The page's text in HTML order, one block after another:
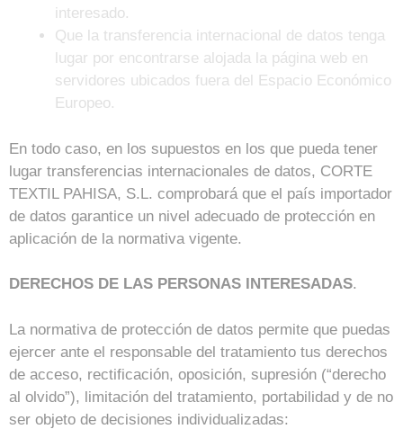
interesado.
Que la transferencia internacional de datos tenga
lugar por encontrarse alojada la página web en
servidores ubicados fuera del Espacio Económico
Europeo.
En todo caso, en los supuestos en los que pueda tener
lugar transferencias internacionales de datos, CORTE
TEXTIL PAHISA, S.L. comprobará que el país importador
de datos garantice un nivel adecuado de protección en
aplicación de la normativa vigente.
DERECHOS DE LAS PERSONAS INTERESADAS.
La normativa de protección de datos permite que puedas
ejercer ante el responsable del tratamiento tus derechos
de acceso, rectificación, oposición, supresión (“derecho
al olvido”), limitación del tratamiento, portabilidad y de no
ser objeto de decisiones individualizadas: